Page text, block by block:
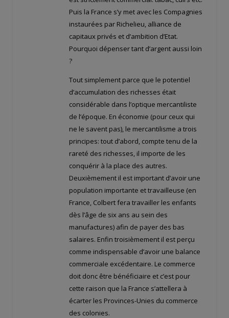
Puis la France s’y met avec les Compagnies
instaurées par Richelieu, alliance de
capitaux privés et d’ambition d’Etat.
Pourquoi dépenser tant d’argent aussi loin
?
Tout simplement parce que le potentiel
d’accumulation des richesses était
considérable dans l’optique mercantiliste
de l’époque. En économie (pour ceux qui
ne le savent pas), le mercantilisme a trois
principes: tout d’abord, compte tenu de la
rareté des richesses, il importe de les
conquérir à la place des autres.
Deuxièmement il est important d’avoir une
population importante et travailleuse (en
France, Colbert fera travailler les enfants
dès l’âge de six ans au sein des
manufactures) afin de payer des bas
salaires. Enfin troisièmement il est perçu
comme indispensable d’avoir une balance
commerciale excédentaire. Le commerce
doit donc être bénéficiaire et c’est pour
cette raison que la France s’attellera à
écarter les Provinces-Unies du commerce
des colonies.